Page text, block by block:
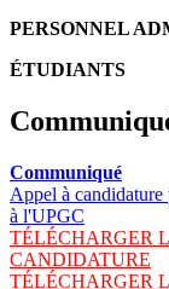
PERSONNEL
ÉTUDIANTS
Communiqué
Appel à candidature
à l'UPGC
TÉLÉCHARGER
CANDIDATURE
TÉLÉCHARGER